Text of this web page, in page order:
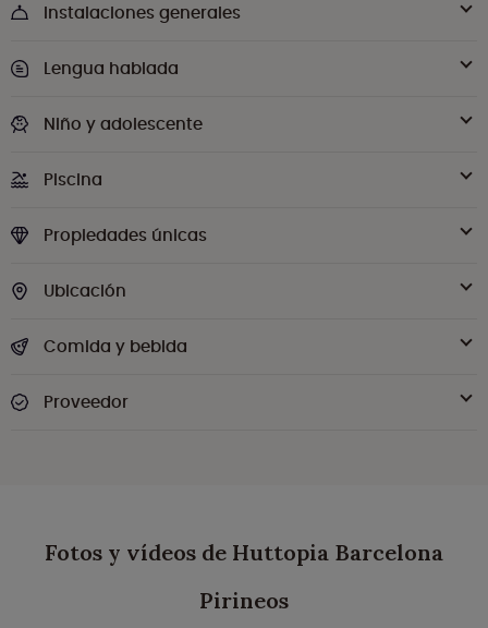
Instalaciones generales
Lengua hablada
Niño y adolescente
Piscina
Propiedades únicas
Ubicación
Comida y bebida
Proveedor
Fotos y vídeos de Huttopia Barcelona
Pirineos